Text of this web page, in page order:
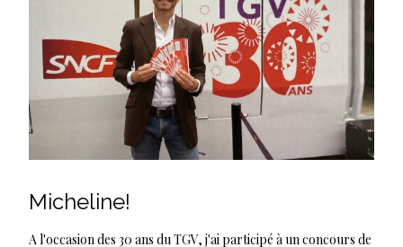
Micheline!
A l'occasion des 30 ans du TGV, j'ai participé à un concours de